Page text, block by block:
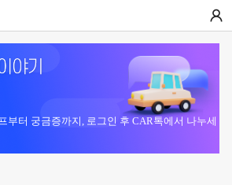
부터 궁금증까지, 로그인 후 CAR톡에서 나누세